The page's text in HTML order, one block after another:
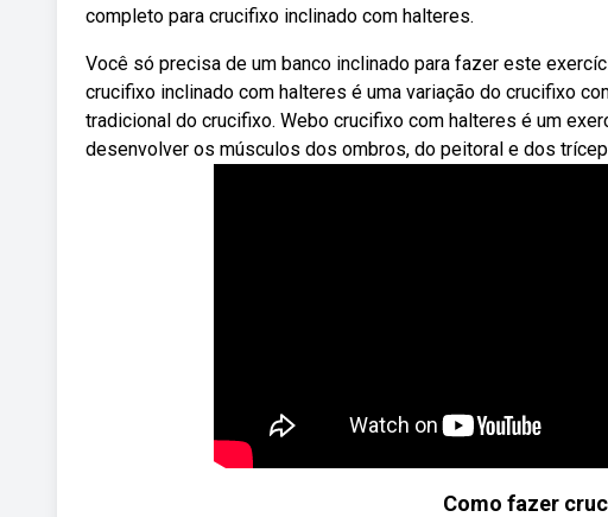
completo para crucifixo inclinado com halteres.
Você só precisa de um banco inclinado para fazer este
crucifixo inclinado com halteres é uma variação do crucifixo
tradicional do crucifixo. Webo crucifixo com halteres é um
desenvolver os músculos dos ombros, do peitoral e dos
Como fazer